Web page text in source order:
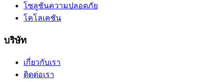
โซลูชันความปลอดภัย
โคโลเคชัน
บริษัท
เกี่ยวกับเรา
ติดต่อเรา